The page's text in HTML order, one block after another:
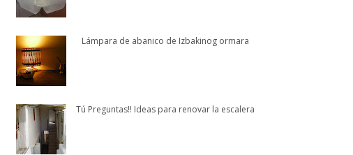
Lámpara de abanico de Izbakinog ormara
Tú Preguntas!! Ideas para renovar la escalera